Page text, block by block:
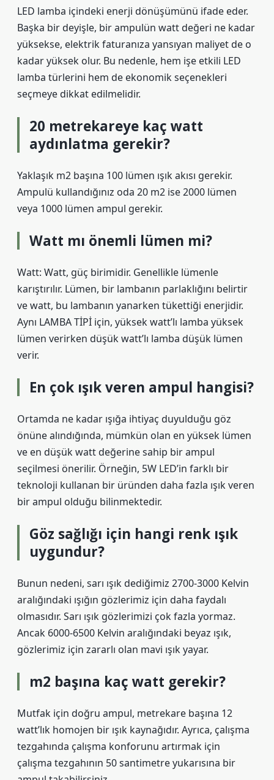
LED lamba içindeki enerji dönüşümünü ifade eder.
Başka bir deyişle, bir ampulün watt değeri ne kadar
yüksekse, elektrik faturanıza yansıyan maliyet de o
kadar yüksek olur. Bu nedenle, hem işe etkili LED
lamba türlerini hem de ekonomik seçenekleri
seçmeye dikkat edilmelidir.
20 metrekareye kaç watt
aydınlatma gerekir?
Yaklaşık m2 başına 100 lümen ışık akısı gerekir.
Ampulü kullandığınız oda 20 m2 ise 2000 lümen
veya 1000 lümen ampul gerekir.
Watt mı önemli lümen mi?
Watt: Watt, güç birimidir. Genellikle lümenle
karıştırılır. Lümen, bir lambanın parlaklığını belirtir
ve watt, bu lambanın yanarken tükettiği enerjidir.
Aynı LAMBA TİPİ için, yüksek watt’lı lamba yüksek
lümen verirken düşük watt’lı lamba düşük lümen
verir.
En çok ışık veren ampul hangisi?
Ortamda ne kadar ışığa ihtiyaç duyulduğu göz
önüne alındığında, mümkün olan en yüksek lümen
ve en düşük watt değerine sahip bir ampul
seçilmesi önerilir. Örneğin, 5W LED’in farklı bir
teknoloji kullanan bir üründen daha fazla ışık veren
bir ampul olduğu bilinmektedir.
Göz sağlığı için hangi renk ışık
uygundur?
Bunun nedeni, sarı ışık dediğimiz 2700-3000 Kelvin
aralığındaki ışığın gözlerimiz için daha faydalı
olmasıdır. Sarı ışık gözlerimizi çok fazla yormaz.
Ancak 6000-6500 Kelvin aralığındaki beyaz ışık,
gözlerimiz için zararlı olan mavi ışık yayar.
m2 başına kaç watt gerekir?
Mutfak için doğru ampul, metrekare başına 12
watt’lık homojen bir ışık kaynağıdır. Ayrıca, çalışma
tezgahında çalışma konforunu artırmak için
çalışma tezgahının 50 santimetre yukarısına bir